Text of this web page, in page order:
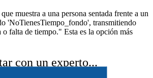
con un experto...